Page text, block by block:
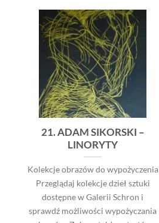
21. ADAM SIKORSKI –
LINORYTY
Kolekcje obrazów do wypożyczenia
Przeglądaj kolekcje dzieł sztuki
dostępne w Galerii Schron i
sprawdź możliwości wypożyczania